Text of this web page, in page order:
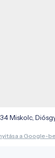
Miskolc,
a Google-